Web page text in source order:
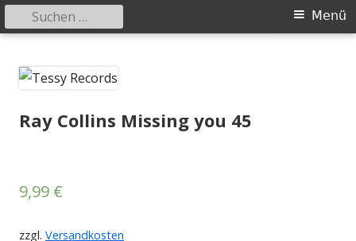
zum
Primäres
Menü
Suchen
nach:
Ray Collins Missing you 45
9,99 €
zzgl. Versandkosten